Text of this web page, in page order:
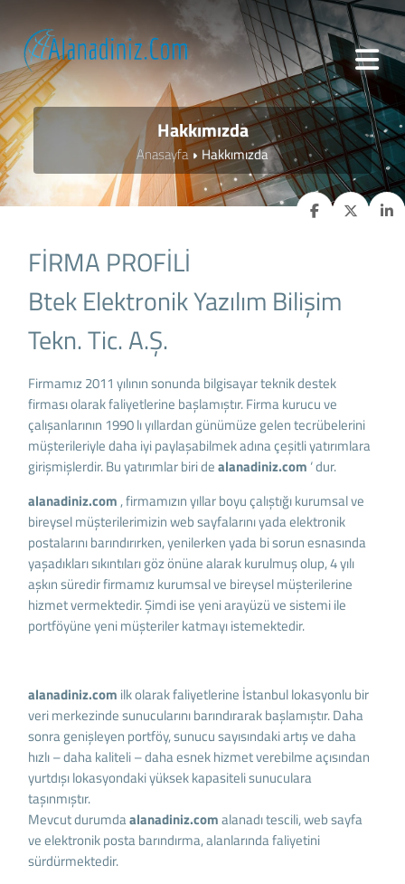
Hakkımızda
Anasayfa Hakkımızda
FİRMA PROFİLİ
Btek Elektronik Yazılım Bilişim
Tekn. Tic. A.Ş.
Firmamız 2011 yılının sonunda bilgisayar teknik destek
firması olarak faliyetlerine başlamıştır. Firma kurucu ve
çalışanlarının 1990 lı yıllardan günümüze gelen tecrübelerini
müşterileriyle daha iyi paylaşabilmek adına çeşitli yatırımlara
girişmişlerdir. Bu yatırımlar biri dealanadiniz.com ‘ dur.
alanadiniz.com, firmamızın yıllar boyu çalıştığı kurumsal ve
bireysel müşterilerimizin web sayfalarını yada elektronik
postalarını barındırırken, yenilerken yada bi sorun esnasında
yaşadıkları sıkıntıları göz önüne alarak kurulmuş olup, 4 yılı
aşkın süredir firmamız kurumsal ve bireysel müşterilerine
hizmet vermektedir. Şimdi ise yeni arayüzü ve sistemi ile
portföyüne yeni müşteriler katmayı istemektedir.
alanadiniz.com ilk olarak faliyetlerine İstanbul lokasyonlu bir
veri merkezinde sunucularını barındırarak başlamıştır. Daha
sonra genişleyen portföy, sunucu sayısındaki artış ve daha
hızlı – daha kaliteli – daha esnek hizmet verebilme açısından
yurtdışı lokasyondaki yüksek kapasiteli sunuculara
taşınmıştır.
Mevcut durumdaalanadiniz.comalanadı tescili, web sayfa
ve elektronik posta barındırma, alanlarında faliyetini
sürdürmektedir.